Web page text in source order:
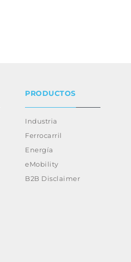
PRODUCTOS
Industria
Ferrocarril
Energía
eMobility
B2B Disclaimer